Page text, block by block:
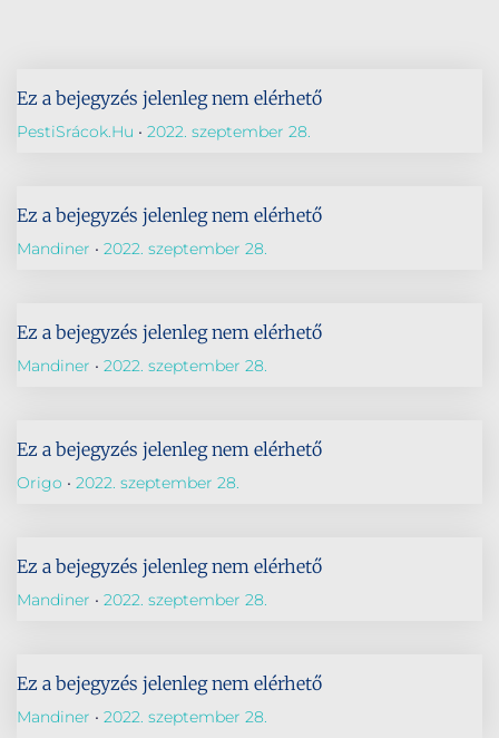
Ez a bejegyzés jelenleg nem elérhető
PestiSrácok.hu 2022. szeptember 28.
Ez a bejegyzés jelenleg nem elérhető
Mandiner 2022. szeptember 28.
Ez a bejegyzés jelenleg nem elérhető
Mandiner 2022. szeptember 28.
Ez a bejegyzés jelenleg nem elérhető
Origo 2022. szeptember 28.
Ez a bejegyzés jelenleg nem elérhető
Mandiner 2022. szeptember 28.
Ez a bejegyzés jelenleg nem elérhető
Mandiner 2022. szeptember 28.